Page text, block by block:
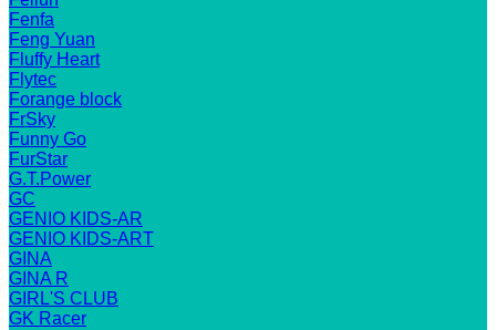
Fenfa
Feng Yuan
Fluffy Heart
Flytec
Forange block
FrSky
Funny Go
FurStar
G.T.Power
GC
GENIO KIDS-AR
GENIO KIDS-ART
GINA
GINA R
GIRL'S CLUB
GK Racer